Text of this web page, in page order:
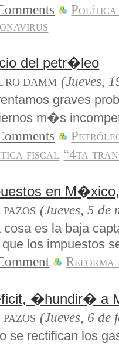
del petr�leo
DAMM (Jueves,
graves
m�s
fiscal “4ta
en
(Jueves, 5 de
cosa es la baja
que los impuestos
�hundir� a
(Jueves, 6 de
se rectifican los